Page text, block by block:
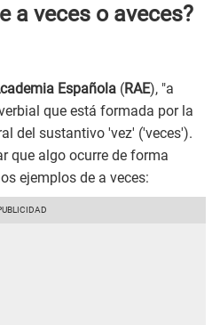
a veces o aveces?
Española (RAE), "a
que está formada por la
del sustantivo 'vez' ('veces').
que algo ocurre de forma
ejemplos de a veces: